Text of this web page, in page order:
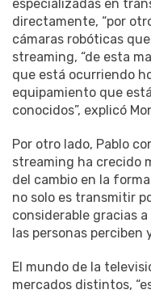
especializadas en
directamente, “por
cámaras robóticas
streaming, “de esta
que está ocurriendo
equipamiento que
conocidos”, explicó
Por otro lado, Pablo
streaming ha crecido
del cambio en la
no solo es transmitir
considerable gracias
las personas perciben
El mundo de la
mercados distintos,